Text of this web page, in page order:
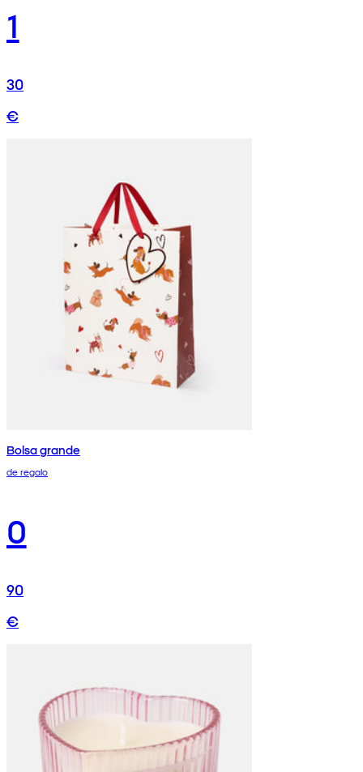
1
30
€
Bolsa grande
de regalo
0
90
€